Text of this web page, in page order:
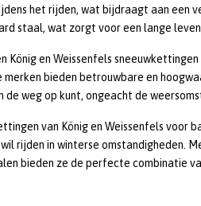
het rijden, wat bijdraagt aan een
staal, wat zorgt voor een lange
König en Weissenfels
merken bieden betrouwbare en
de weg op kunt, ongeacht de
van König en Weissenfels voor
rijden in winterse omstandigheden.
bieden ze de perfecte combinatie